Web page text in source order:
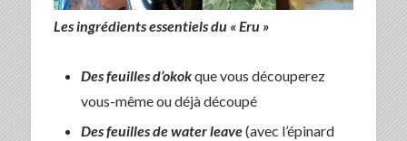
Les ingrédients essentiels du « Eru »
Des feuilles d’okokque vous découperez
vous-même ou déjà découpé
Des feuilles de water leave(avec l’épinard